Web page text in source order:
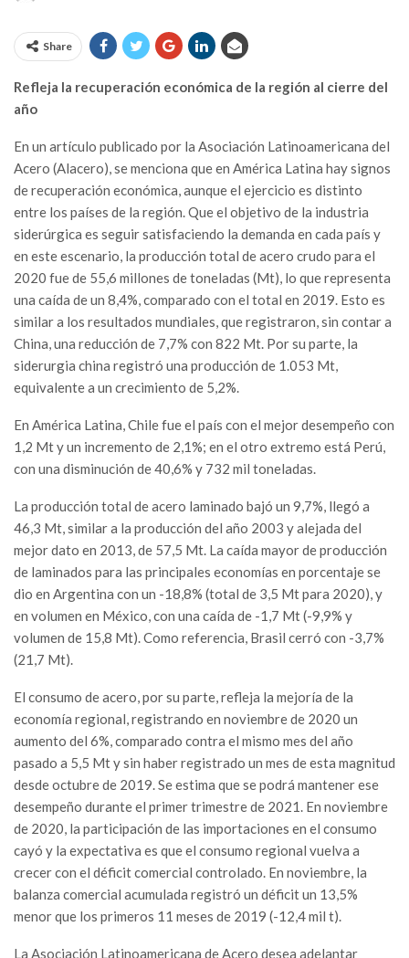
Share
Refleja la recuperación económica de la región al cierre del
año
En un artículo publicado por la Asociación Latinoamericana del
Acero (Alacero), se menciona que en América Latina hay signos
de recuperación económica, aunque el ejercicio es distinto
entre los países de la región. Que el objetivo de la industria
siderúrgica es seguir satisfaciendo la demanda en cada país y
en este escenario, la producción total de acero crudo para el
2020 fue de 55,6 millones de toneladas (Mt), lo que representa
una caída de un 8,4%, comparado con el total en 2019. Esto es
similar a los resultados mundiales, que registraron, sin contar a
China, una reducción de 7,7% con 822 Mt. Por su parte, la
siderurgia china registró una producción de 1.053 Mt,
equivalente a un crecimiento de 5,2%.
En América Latina, Chile fue el país con el mejor desempeño con
1,2 Mt y un incremento de 2,1%; en el otro extremo está Perú,
con una disminución de 40,6% y 732 mil toneladas.
La producción total de acero laminado bajó un 9,7%, llegó a
46,3 Mt, similar a la producción del año 2003 y alejada del
mejor dato en 2013, de 57,5 Mt. La caída mayor de producción
de laminados para las principales economías en porcentaje se
dio en Argentina con un -18,8% (total de 3,5 Mt para 2020), y
en volumen en México, con una caída de -1,7 Mt (-9,9% y
volumen de 15,8 Mt). Como referencia, Brasil cerró con -3,7%
(21,7 Mt).
El consumo de acero, por su parte, refleja la mejoría de la
economía regional, registrando en noviembre de 2020 un
aumento del 6%, comparado contra el mismo mes del año
pasado a 5,5 Mt y sin haber registrado un mes de esta magnitud
desde octubre de 2019. Se estima que se podrá mantener ese
desempeño durante el primer trimestre de 2021. En noviembre
de 2020, la participación de las importaciones en el consumo
cayó y la expectativa es que el consumo regional vuelva a
crecer con el déficit comercial controlado. En noviembre, la
balanza comercial acumulada registró un déficit un 13,5%
menor que los primeros 11 meses de 2019 (-12,4 mil t).
La Asociación Latinoamericana de Acero desea adelantar